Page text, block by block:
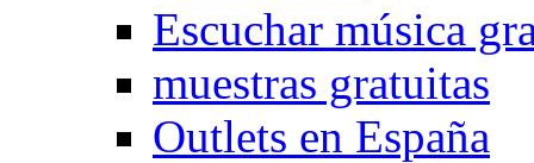
Escuchar música
muestras gratuitas
Outlets en España